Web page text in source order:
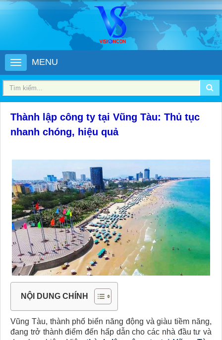
MENU
Thành lập công ty tại Vũng Tàu: Thủ tục
nhanh chóng, hiệu quả
NỘI DUNG CHÍNH
Vũng Tàu, thành phố biển năng động và giàu tiềm năng,
đang trở thành điểm đến hấp dẫn cho các nhà đầu tư và